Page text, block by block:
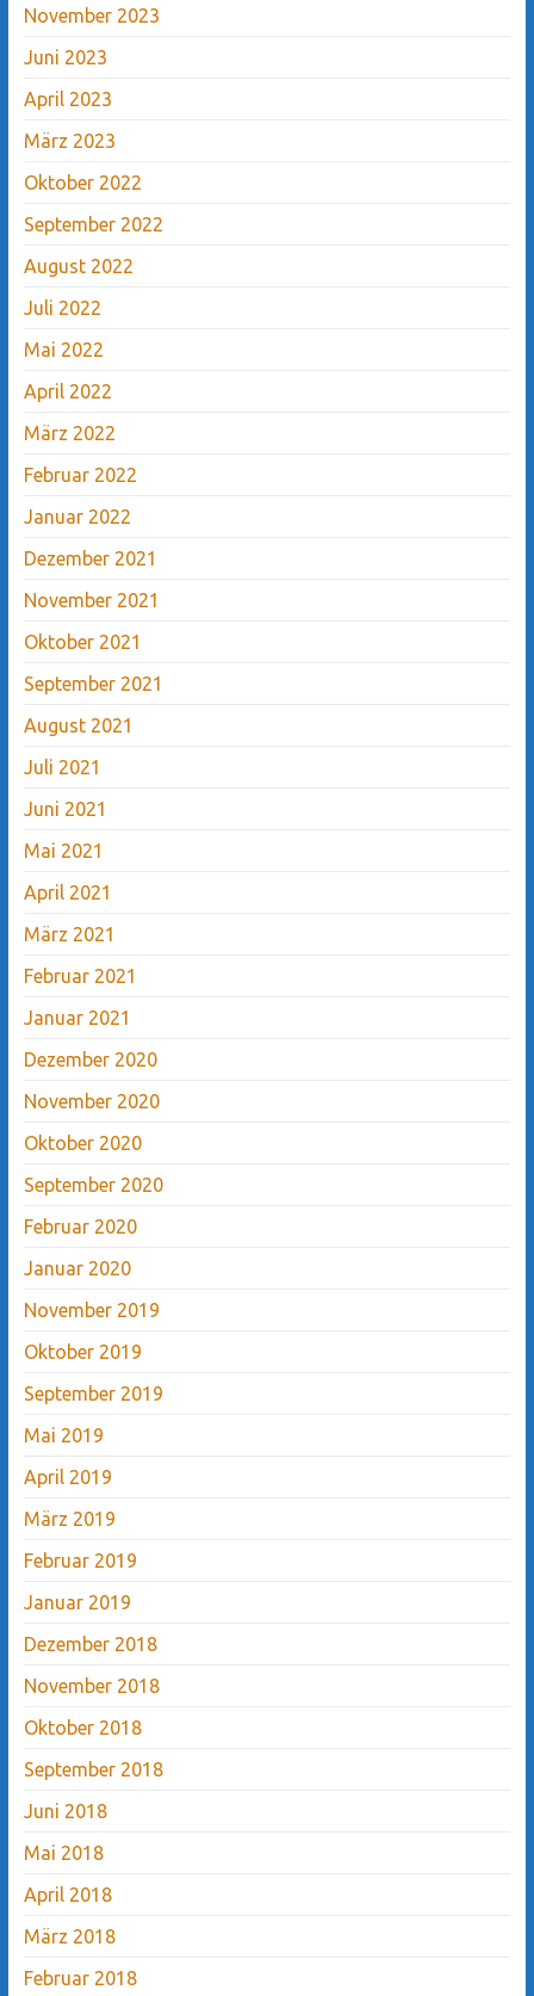
November 2023
Juni 2023
April 2023
März 2023
Oktober 2022
September 2022
August 2022
Juli 2022
Mai 2022
April 2022
März 2022
Februar 2022
Januar 2022
Dezember 2021
November 2021
Oktober 2021
September 2021
August 2021
Juli 2021
Juni 2021
Mai 2021
April 2021
März 2021
Februar 2021
Januar 2021
Dezember 2020
November 2020
Oktober 2020
September 2020
Februar 2020
Januar 2020
November 2019
Oktober 2019
September 2019
Mai 2019
April 2019
März 2019
Februar 2019
Januar 2019
Dezember 2018
November 2018
Oktober 2018
September 2018
Juni 2018
Mai 2018
April 2018
März 2018
Februar 2018